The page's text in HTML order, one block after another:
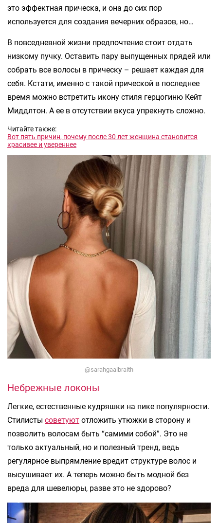
это эффектная прическа, и она до сих пор
используется для создания вечерних образов, но…
В повседневной жизни предпочтение стоит отдать
низкому пучку. Оставить пару выпущенных прядей или
собрать все волосы в прическу – решает каждая для
себя. Кстати, именно с такой прической в последнее
время можно встретить икону стиля герцогиню Кейт
Миддлтон. А ее в отсутствии вкуса упрекнуть сложно.
Читайте также:
Вот пять причин, почему после 30 лет женщина становится
красивее и увереннее
@sarahgaalbraith
Небрежные локоны
Легкие, естественные кудряшки на пике популярности.
Стилисты советуют отложить утюжки в сторону и
позволить волосам быть “самими собой”. Это не
только актуальный, но и полезный тренд, ведь
регулярное выпрямление вредит структуре волос и
высушивает их. А теперь можно быть модной без
вреда для шевелюры, разве это не здорово?